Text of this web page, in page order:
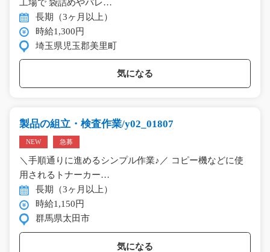
工場で 袋詰めやパレ…
長期（3ヶ月以上）
時給1,300円
埼玉県児玉郡美里町
気になる
製品の組立・検査作業/y02_01807
NEW 急募
＼手順通りに進めるシンプル作業♪／ コピー機などに使
用されるトナーカー…
長期（3ヶ月以上）
時給1,150円
群馬県太田市
気になる